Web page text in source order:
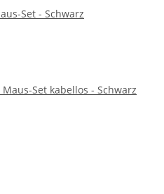
Set - Schwarz